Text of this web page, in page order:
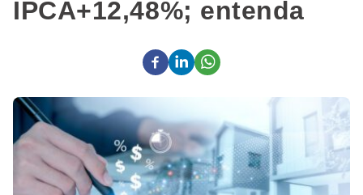
IPCA+12,48%; entenda